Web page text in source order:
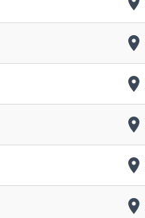
place
place
place
place
place